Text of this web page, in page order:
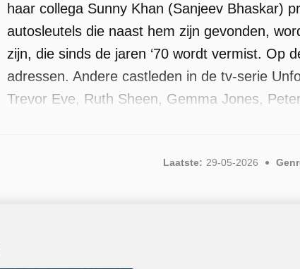
haar collega Sunny Khan (Sanjeev Bhaskar)
autosleutels die naast hem zijn gevonden,
zijn, die sinds de jaren ‘70 wordt vermist. Op
adressen. Andere castleden in de tv-serie
Trevor Eve, Ruth Sheen, Gemma Jones,
Laatste: 29-05-2026